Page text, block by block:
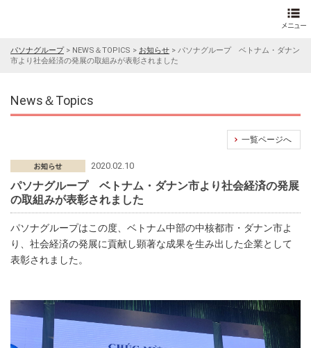
パソナグループ> NEWS＆TOPICS > お知らせ > パソナグループ ベトナム・ダナン
市より社会経済の発展の取組みが表彰されました
News＆Topics
一覧ページへ
2020.02.10
パソナグループ ベトナム・ダナン市より社会経済の発展
の取組みが表彰されました
パソナグループはこの度、ベトナム中部の中核都市・ダナン市よ
り、社会経済の発展に貢献し顕著な成果を生み出した企業として
表彰されました。